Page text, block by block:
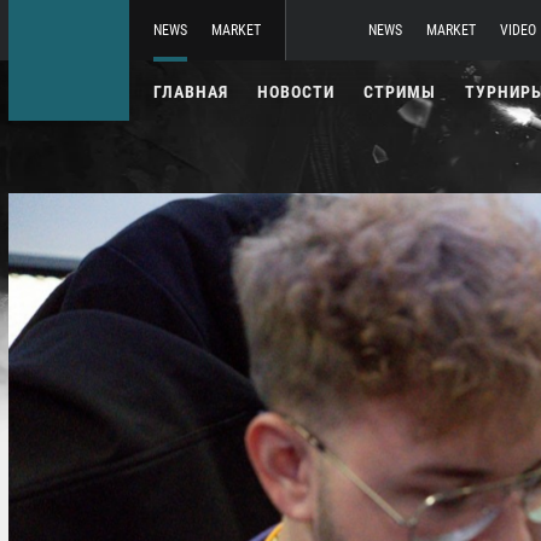
NEWS MARKET NEWS MARKET VIDEO
ГЛАВНАЯ НОВОСТИ СТРИМЫ